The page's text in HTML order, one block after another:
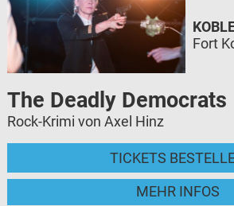
The Deadly Democrats
Rock-Krimi von Axel Hinz
TICKETS
MEHR INFOS
Fort